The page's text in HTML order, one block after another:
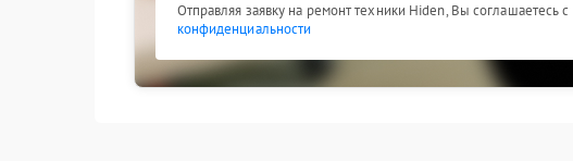
Отправляя заявку на ремонт техники Hiden, Вы соглашаетесь с
конфиденциальности